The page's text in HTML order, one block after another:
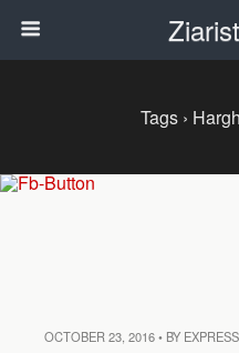
Tags ›
OCTOBER 23, 2016 • BY EXPRESS